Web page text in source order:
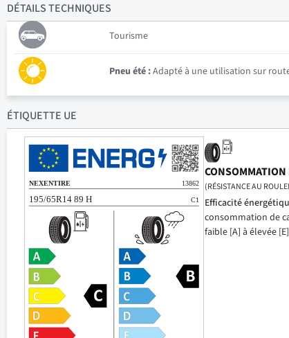
DÉTAILSTECHNIQUES
Tourisme
Pneu été :Adapté à une utilisation sur
ÉTIQUETTE UE
(RÉSISTANCE AU
Efficacité
consommation de
faible [A] à élevée